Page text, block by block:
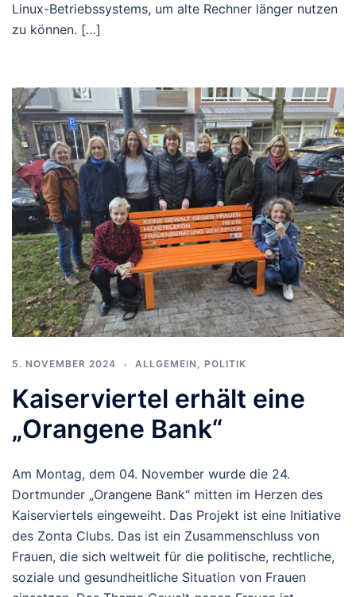
Linux-Betriebssystems, um alte Rechner länger nutzen
zu können. […]
5. NOVEMBER 2024 ALLGEMEIN POLITIK
Kaiserviertel erhält eine
„Orangene Bank“
Am Montag, dem 04. November wurde die 24.
Dortmunder „Orangene Bank“ mitten im Herzen des
Kaiserviertels eingeweiht. Das Projekt ist eine Initiative
des Zonta Clubs. Das ist ein Zusammenschluss von
Frauen, die sich weltweit für die politische, rechtliche,
soziale und gesundheitliche Situation von Frauen